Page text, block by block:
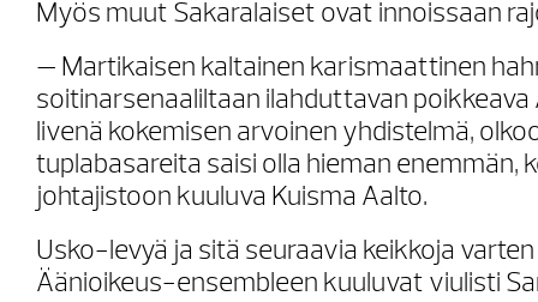
Myös muut Sakaralaiset ovat innoissaan
— Martikaisen kaltainen karismaattinen
soitinarsenaaliltaan ilahduttavan poikkeava
livenä kokemisen arvoinen yhdistelmä,
tuplabasareita saisi olla hieman enemmän,
johtajistoon kuuluva Kuisma Aalto.
Usko-levyä ja sitä seuraavia keikkoja
Äänioikeus-ensembleen kuuluvat viulisti